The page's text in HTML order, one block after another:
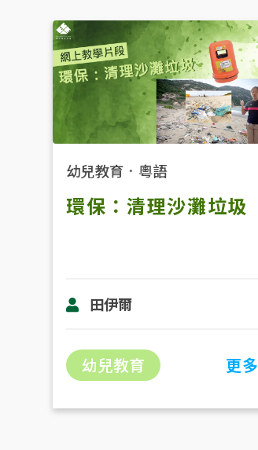
幼兒教育 ． 粵語
環保：清理沙灘垃圾
田伊爾
幼兒教育 更多